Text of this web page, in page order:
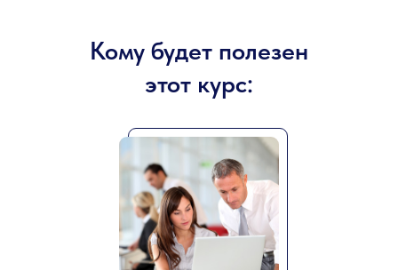
Кому будет полезен
этот курс: